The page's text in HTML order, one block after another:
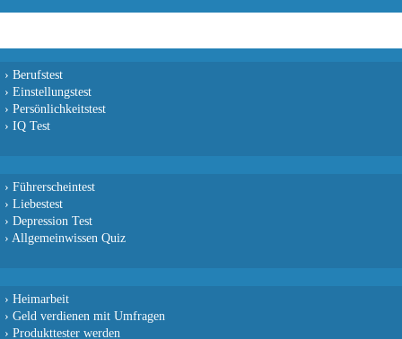
› Berufstest
› Einstellungstest
› Persönlichkeitstest
› IQ Test
› Führerscheintest
› Liebestest
› Depression Test
› Allgemeinwissen Quiz
› Heimarbeit
› Geld verdienen mit Umfragen
› Produkttester werden